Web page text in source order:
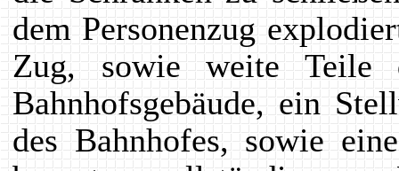
dem Personenzug
Zug, sowie weite Teile
Bahnhofsgebäude, ein
des Bahnhofes, sowie